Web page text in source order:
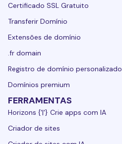
Certificado SSL Gratuito
Transferir Domínio
Extensões de domínio
.fr domain
Registro de domínio personalizado
Domínios premium
FERRAMENTAS
Horizons {'|'} Crie apps com IA
Criador de sites